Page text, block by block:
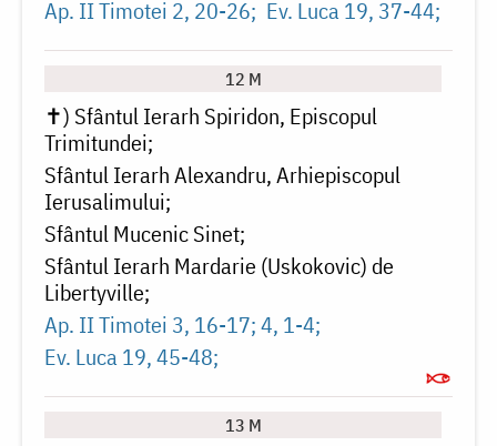
Ap. II Timotei 2, 20-26 Ev. Luca 19, 37-44
12 M
✝) Sfântul Ierarh Spiridon, Episcopul
Trimitundei
Sfântul Ierarh Alexandru, Arhiepiscopul
Ierusalimului
Sfântul Mucenic Sinet
Sfântul Ierarh Mardarie (Uskokovic) de
Libertyville
Ap. II Timotei 3, 16-17; 4, 1-4
Ev. Luca 19, 45-48
13 M